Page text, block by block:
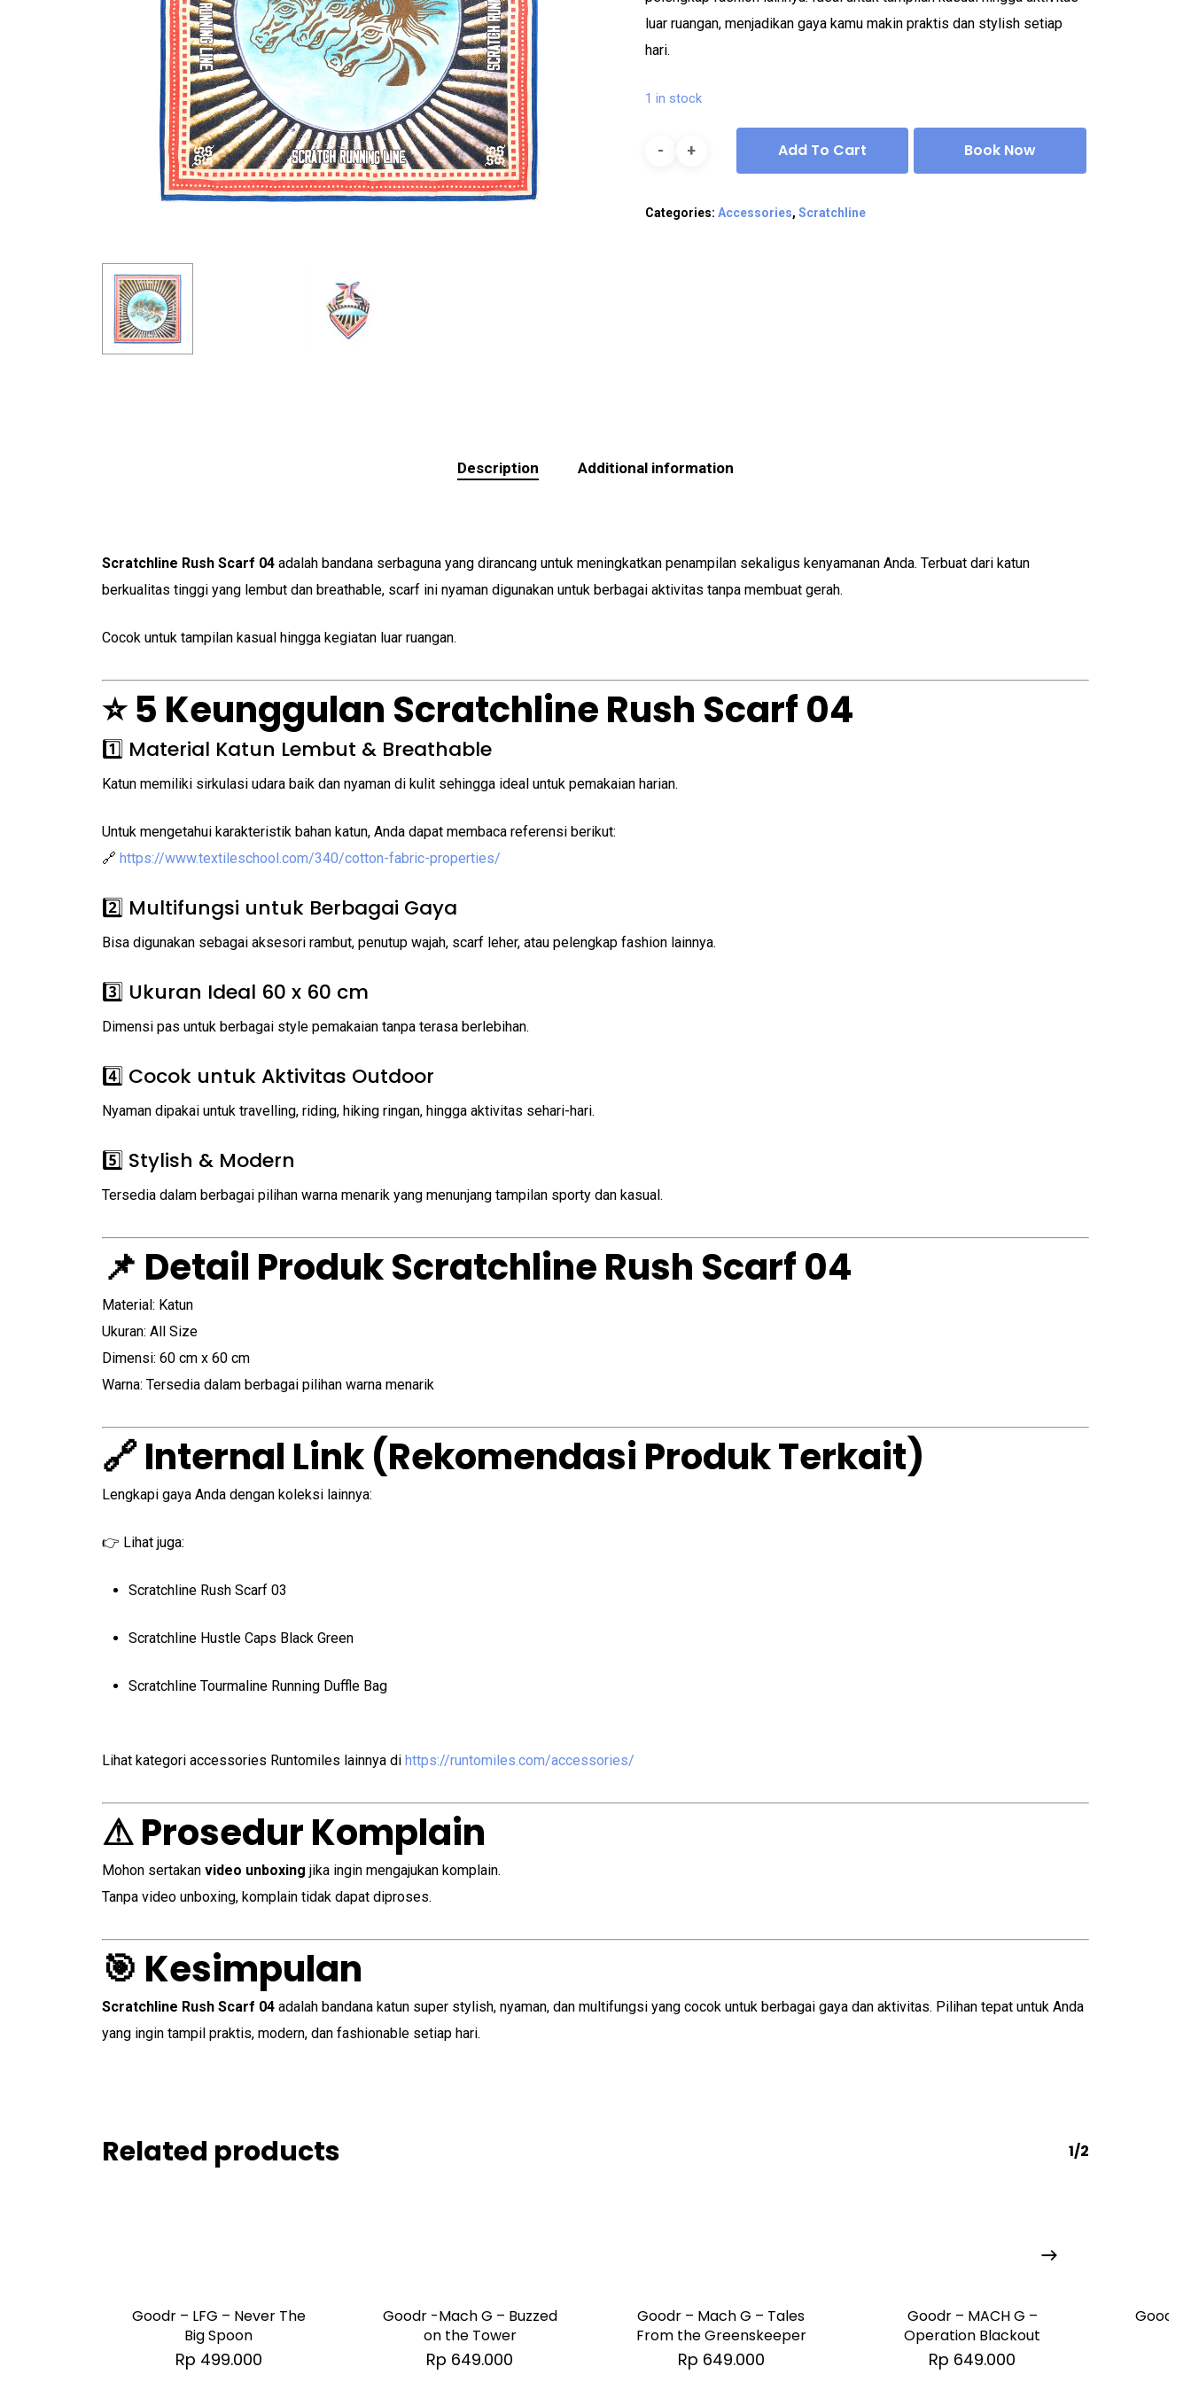
luar ruangan, menjadikan gaya kamu makin praktis dan stylish setiap
hari.
1 in stock
Add To Cart Book Now
Categories: Accessories, Scratchline
Description Additional information
Scratchline Rush Scarf 04 adalah bandana serbaguna yang dirancang untuk meningkatkan penampilan sekaligus kenyamanan Anda. Terbuat dari katun
berkualitas tinggi yang lembut dan breathable, scarf ini nyaman digunakan untuk berbagai aktivitas tanpa membuat gerah.
Cocok untuk tampilan kasual hingga kegiatan luar ruangan.
⭐ 5 Keunggulan Scratchline Rush Scarf 04
1️⃣ Material Katun Lembut & Breathable
Katun memiliki sirkulasi udara baik dan nyaman di kulit sehingga ideal untuk pemakaian harian.
Untuk mengetahui karakteristik bahan katun, Anda dapat membaca referensi berikut:
🔗 https://www.textileschool.com/340/cotton-fabric-properties/
2️⃣ Multifungsi untuk Berbagai Gaya
Bisa digunakan sebagai aksesori rambut, penutup wajah, scarf leher, atau pelengkap fashion lainnya.
3️⃣ Ukuran Ideal 60 x 60 cm
Dimensi pas untuk berbagai style pemakaian tanpa terasa berlebihan.
4️⃣ Cocok untuk Aktivitas Outdoor
Nyaman dipakai untuk travelling, riding, hiking ringan, hingga aktivitas sehari-hari.
5️⃣ Stylish & Modern
Tersedia dalam berbagai pilihan warna menarik yang menunjang tampilan sporty dan kasual.
📌 Detail Produk Scratchline Rush Scarf 04
Material: Katun
Ukuran: All Size
Dimensi: 60 cm x 60 cm
Warna: Tersedia dalam berbagai pilihan warna menarik
🔗 Internal Link (Rekomendasi Produk Terkait)
Lengkapi gaya Anda dengan koleksi lainnya:
👉 Lihat juga:
Scratchline Rush Scarf 03
Scratchline Hustle Caps Black Green
Scratchline Tourmaline Running Duffle Bag
Lihat kategori accessories Runtomiles lainnya di https://runtomiles.com/accessories/
⚠ Prosedur Komplain
Mohon sertakan video unboxing jika ingin mengajukan komplain.
Tanpa video unboxing, komplain tidak dapat diproses.
🎯 Kesimpulan
Scratchline Rush Scarf 04 adalah bandana katun super stylish, nyaman, dan multifungsi yang cocok untuk berbagai gaya dan aktivitas. Pilihan tepat untuk Anda
yang ingin tampil praktis, modern, dan fashionable setiap hari.
Related products 1/2
Goodr – LFG – Never The
Big Spoon
Rp 499.000
Goodr -Mach G – Buzzed
on the Tower
Rp 649.000
Goodr – Mach G – Tales
From the Greenskeeper
Rp 649.000
Goodr – MACH G –
Operation Blackout
Rp 649.000
Goodr